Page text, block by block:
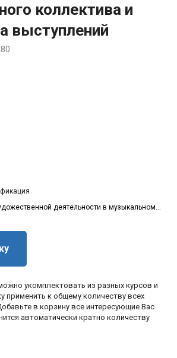
коллектива и
выступлений
Специалист по художественной деятельности в музыкальном коллективе
укомплектовать из разных курсов и
применить к общему количеству всех
в корзину все интересующие Вас
автоматически кратно количеству